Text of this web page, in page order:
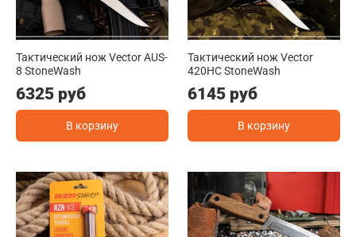
Тактический нож Vector AUS-
8 StoneWash
6325 руб
В корзину
Тактический нож Vector
420HC StoneWash
6145 руб
В корзину